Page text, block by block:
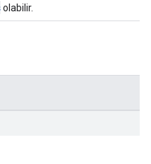
olabilir.